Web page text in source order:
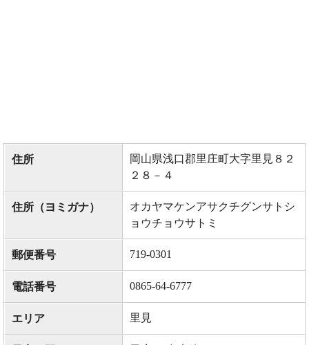
住所
岡山県浅口郡里庄町大字里見８２
２８－４
住所（ヨミガナ）
オカヤマケンアサクチグンサトシ
ョウチョウサトミ
郵便番号 719-0301
電話番号 0865-64-6777
エリア 里見